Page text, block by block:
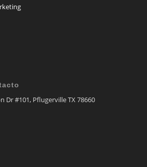
Dr #101, Pflugerville TX 78660